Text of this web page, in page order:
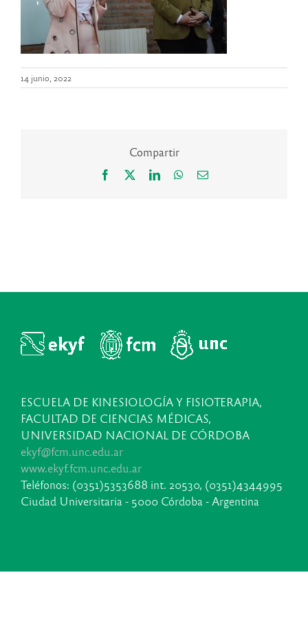
14 junio, 2022
Compartir
Facebook LinkedInWhatsApp
Correo
ESCUELA DE KINESIOLOGÍA Y FISIOTERAPIA,
FACULTAD DE CIENCIAS MÉDICAS,
UNIVERSIDAD NACIONAL DE CÓRDOBA
ekyf@fcm.unc.edu.ar
www.ekyf.fcm.unc.edu.ar
Teléfonos: (0351)5353688 int. 20530, (0351)4344995
Ciudad Universitaria - 5000 Córdoba - Argentina